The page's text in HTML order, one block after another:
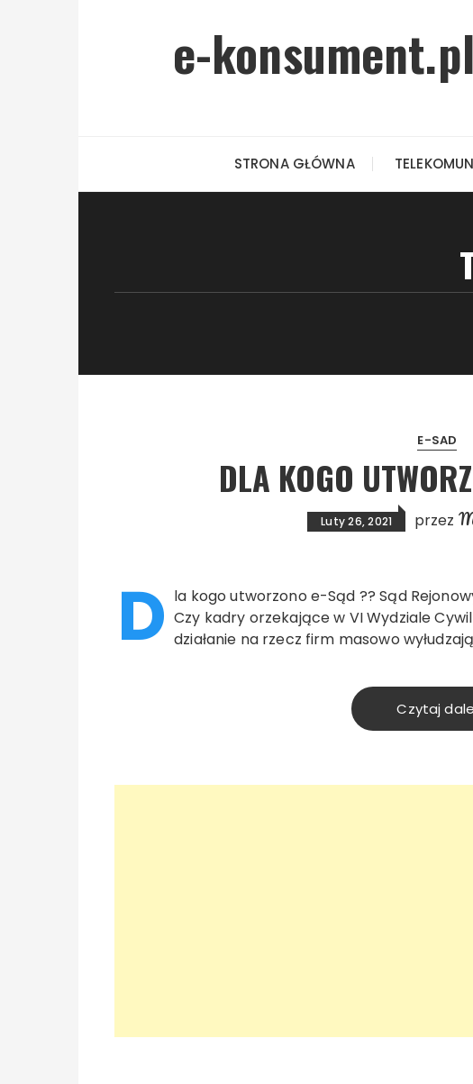
e-
STRONA GŁÓWNA
E-SAD
DLA KOGO
Luty 26, 2021 przez
D la kogo utworzono e-Sąd ?? Sąd
Czy kadry orzekające w VI Wydziale
działanie na rzecz firm masowo
Czytaj